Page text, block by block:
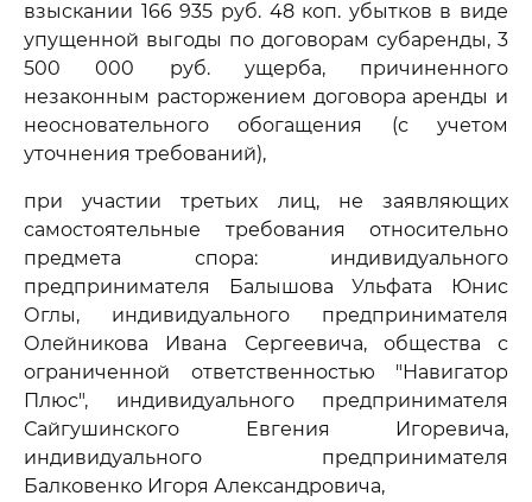
взыскании 166 935 руб. 48 коп. убытков в виде
упущенной выгоды по договорам субаренды, 3
500 000 руб. ущерба, причиненного
незаконным расторжением договора аренды и
неосновательного обогащения (с учетом
уточнения требований),
при участии третьих лиц, не заявляющих
самостоятельные требования относительно
предмета спора: индивидуального
предпринимателя Балышова Ульфата Юнис
Оглы, индивидуального предпринимателя
Олейникова Ивана Сергеевича, общества с
ограниченной ответственностью "Навигатор
Плюс", индивидуального предпринимателя
Сайгушинского Евгения Игоревича,
индивидуального предпринимателя
Балковенко Игоря Александровича,